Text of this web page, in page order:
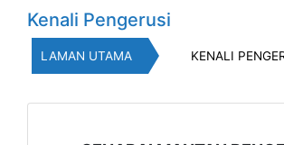
Kenali Pengerusi
LAMAN UTAMA KENALI